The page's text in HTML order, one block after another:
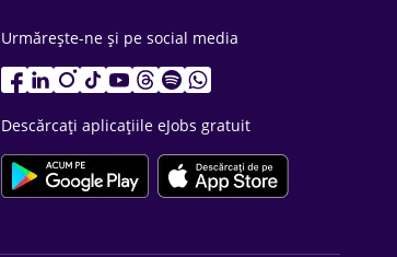
Urmărește-ne și pe social media
Descărcați aplicațiile eJobs gratuit